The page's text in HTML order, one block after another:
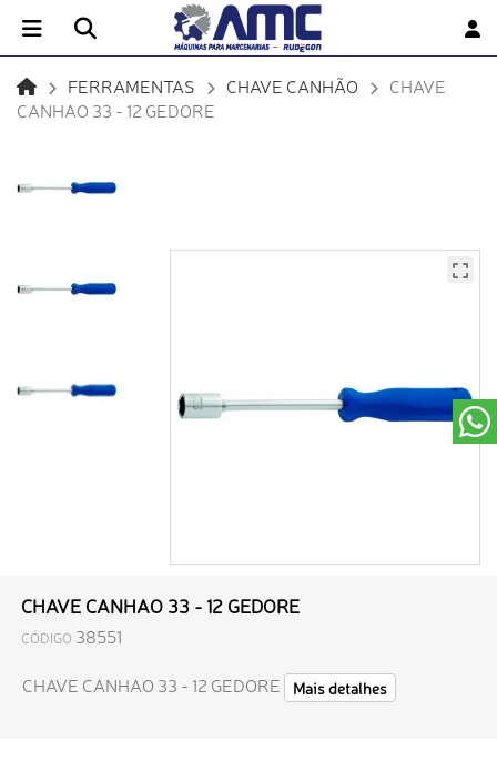
FERRAMENTAS CHAVE CANHÃO
CHAVE
CANHAO 33 - 12 GEDORE
CHAVE CANHAO 33 - 12 GEDORE
CÓDIGO 38551
CHAVE CANHAO 33 - 12 GEDORE
Mais detalhes